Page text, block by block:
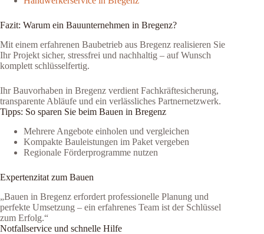
Fazit: Warum ein Bauunternehmen in Bregenz?
Mit einem erfahrenen Baubetrieb aus Bregenz realisieren Sie
Ihr Projekt sicher, stressfrei und nachhaltig – auf Wunsch
komplett schlüsselfertig.
Ihr Bauvorhaben in Bregenz verdient Fachkräftesicherung,
transparente Abläufe und ein verlässliches Partnernetzwerk.
Tipps: So sparen Sie beim Bauen in Bregenz
Mehrere Angebote einholen und vergleichen
Kompakte Bauleistungen im Paket vergeben
Regionale Förderprogramme nutzen
Expertenzitat zum Bauen
„Bauen in Bregenz erfordert professionelle Planung und
perfekte Umsetzung – ein erfahrenes Team ist der Schlüssel
zum Erfolg.“
Notfallservice und schnelle Hilfe